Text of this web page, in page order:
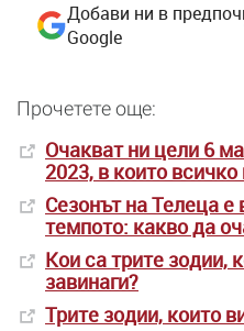
Добави ни в
Google
Прочетете още:
Очакват ни цели 6
2023, в които
Сезонът на Телеца
темпото: какво да
Кои са трите зодии,
завинаги?
Трите зодии, които